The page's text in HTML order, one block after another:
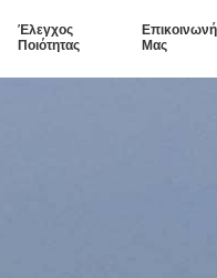
Έλεγχος
Ποιότητας
Μας